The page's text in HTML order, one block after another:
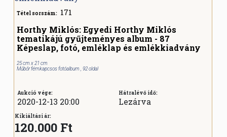
Tétel sorszám: 171
Horthy Miklós: Egyedi Horthy Miklós
tematikájú gyűjteményes album - 87
Képeslap, fotó, emléklap és emlékkiadvány
25 cm x 21 cm
Műbőr fémkapcsos fotóalbum , 92 oldal
Aukció vége:
2020-12-13 20:00
Hátralévő idő:
Lezárva
Kikiáltási ár:
120.000 Ft